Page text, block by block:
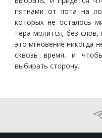
пятнами от пота на
которых не осталось
Гера молится, без
это мгновение никогда
сквозь время, и
выбирать сторону.